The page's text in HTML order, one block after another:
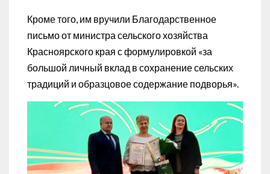
Кроме того, им вручили Благодарственное
письмо от министра сельского хозяйства
Красноярского края с формулировкой «за
большой личный вклад в сохранение сельских
традиций и образцовое содержание подворья».